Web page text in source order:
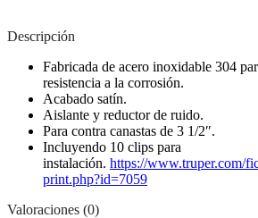
Descripción
Fabricada de acero inoxidable 304
resistencia a la corrosión.
Acabado satín.
Aislante y reductor de ruido.
Para contra canastas de 3 1/2″.
Incluyendo 10 clips para
instalación. https://www.truper.com/
print.php?id=7059
Valoraciones (0)